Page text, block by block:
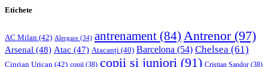
Etichete
AC Milan (42) Alergare (34) antrenament (84) Antrenor(97)
Arsenal (48) Atac (47) Atacanți (40) Barcelona (54) Chelsea (61)
Ciprian Urican (42) copii (38) copii si juniori (91) Cristian Sandor (38)